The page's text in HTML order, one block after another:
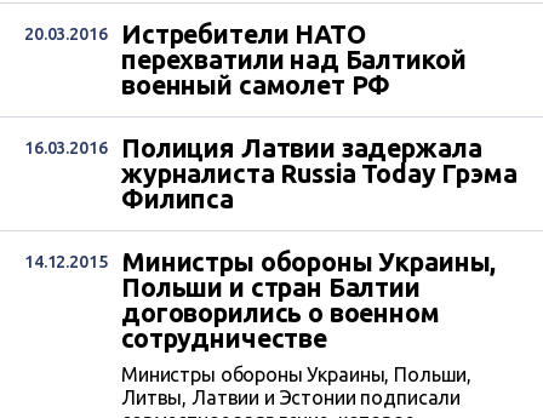
20.03.2016
Истребители НАТО
перехватили над Балтикой
военный самолет РФ
16.03.2016
Полиция Латвии задержала
журналиста Russia Today Грэма
Филипса
14.12.2015
Министры обороны Украины,
Польши и стран Балтии
договорились о военном
сотрудничестве
Министры обороны Украины, Польши,
Литвы, Латвии и Эстонии подписали